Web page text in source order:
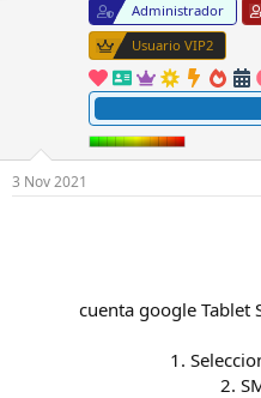
Administrador
Usuario VIP2
3 Nov 2021
cuenta google
1.
2.